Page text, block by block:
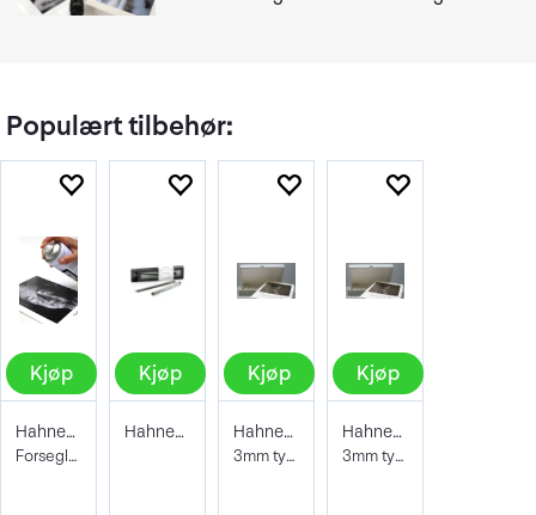
Populært tilbehør:
Kjøp
Hahnemühle Protective Spray 400ml
Forseglende og beskyttene lakk
Kjøp
Hahnemühle Signing Pen Duo
Kjøp
Hahnemühle Archive & Portfoliobox A2
3mm tykkelse 605x435x35 mm
Kjøp
Hahnemühle Archive & Portfoliobox A3+
3mm tykkelse 32,9 x 48,3 cm